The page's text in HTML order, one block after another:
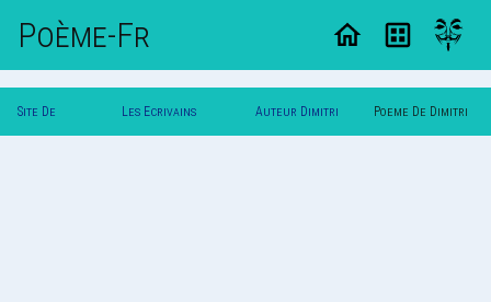
Poème-Fr
Site De Les Ecrivains Auteur Dimitri Poeme De Dimitri